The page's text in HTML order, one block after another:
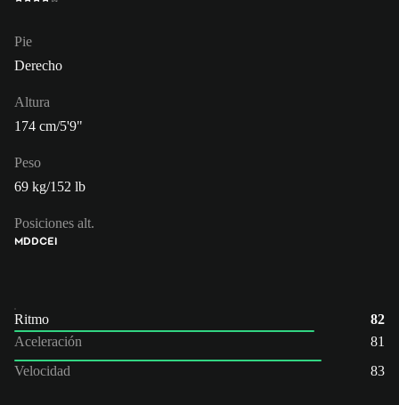
Pie
Derecho
Altura
174 cm/5'9"
Peso
69 kg/152 lb
Posiciones alt.
MDDCEI
Ritmo
82
Aceleración
81
Velocidad
83